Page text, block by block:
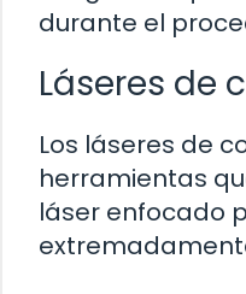
durante el
Láseres de
Los láseres de
herramientas
láser enfocado